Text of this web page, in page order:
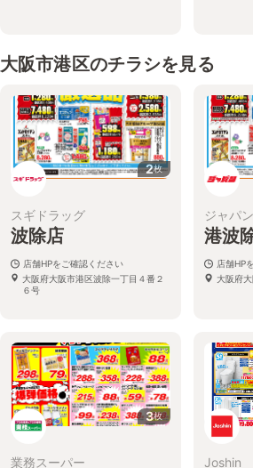
大阪市港区のチラシを見る
2枚
スギドラッグ
波除店
店舗HPをご確認ください
大阪府大阪市港区波除一丁目４番２
６号
ジャパン
港波
店舗HP
大阪府
3枚
業務スーパー Joshin